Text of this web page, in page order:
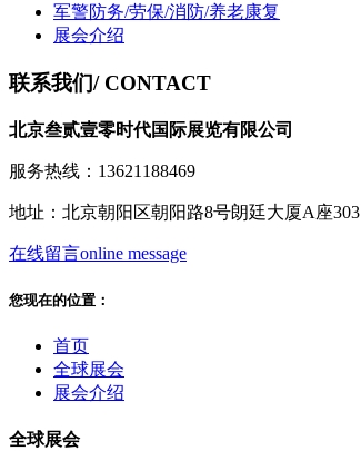
军警防务/劳保/消防/养老康复
展会介绍
联系我们/ CONTACT
北京叁贰壹零时代国际展览有限公司
服务热线：13621188469
地址：北京朝阳区朝阳路8号朗廷大厦A座303
在线留言online message
您现在的位置：
首页
全球展会
展会介绍
全球展会